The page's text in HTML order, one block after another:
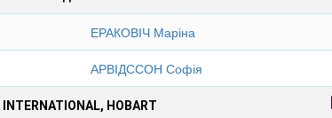
ЕРАКОВІЧ Маріна
АРВІДССОН Софія
INTERNATIONAL, HOBART